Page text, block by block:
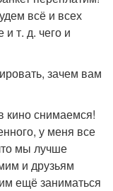
всё и всех
и т. д. чего и
зачем вам
кино снимаемся!
у меня все
мы лучше
и друзьям
ещё заниматься